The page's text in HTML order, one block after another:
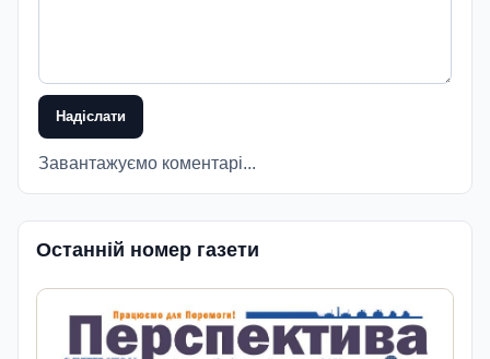
Надіслати
Завантажуємо коментарі...
Останній номер газети